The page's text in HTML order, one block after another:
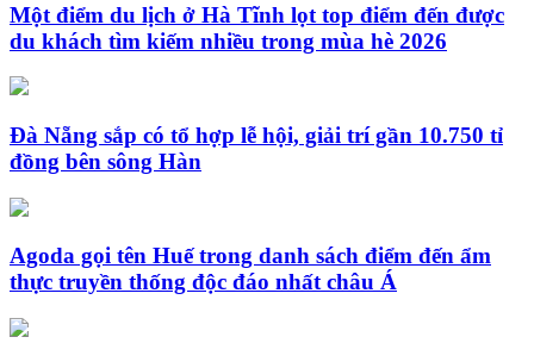
Một điểm du lịch ở Hà Tĩnh lọt top điểm đến được
du khách tìm kiếm nhiều trong mùa hè 2026
Đà Nẵng sắp có tổ hợp lễ hội, giải trí gần 10.750 tỉ
đồng bên sông Hàn
Agoda gọi tên Huế trong danh sách điểm đến ẩm
thực truyền thống độc đáo nhất châu Á